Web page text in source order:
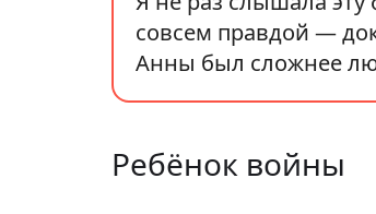
совсем правдой —
Анны был сложнее
Ребёнок войны